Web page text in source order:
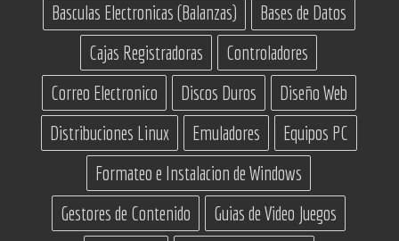
Basculas Electronicas (Balanzas)
Bases de Datos
Cajas Registradoras
Controladores
Correo Electronico
Discos Duros
Diseño Web
Distribuciones Linux
Emuladores
Equipos PC
Formateo e Instalacion de Windows
Gestores de Contenido
Guias de Video Juegos